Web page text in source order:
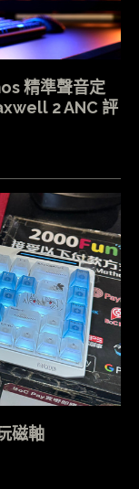
精準聲音定
2 ANC 評
磁軸